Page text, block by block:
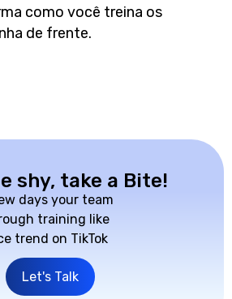
como você treina os
de frente.
shy, take a Bite!
days your team
training like
trend on TikTok
Let's Talk